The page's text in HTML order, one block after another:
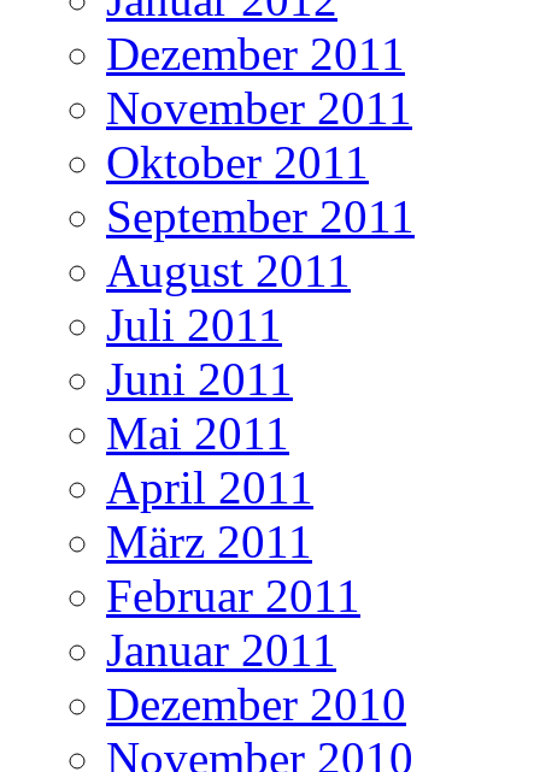
Dezember 2011
November 2011
Oktober 2011
September 2011
August 2011
Juli 2011
Juni 2011
Mai 2011
April 2011
März 2011
Februar 2011
Januar 2011
Dezember 2010
November 2010